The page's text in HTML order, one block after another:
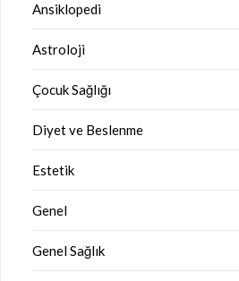
Ansiklopedi
Astroloji
Çocuk Sağlığı
Diyet ve Beslenme
Estetik
Genel
Genel Sağlık